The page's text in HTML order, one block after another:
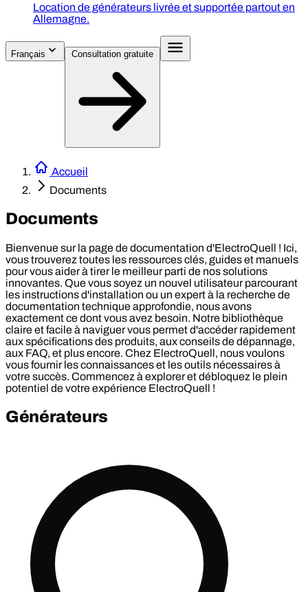
Location de générateurs livrée et supportée partout en
Allemagne.
Français
Accueil
Documents
Documents
Bienvenue sur la page de documentation d'ElectroQuell ! Ici,
vous trouverez toutes les ressources clés, guides et manuels
pour vous aider à tirer le meilleur parti de nos solutions
innovantes. Que vous soyez un nouvel utilisateur parcourant
les instructions d'installation ou un expert à la recherche de
documentation technique approfondie, nous avons
exactement ce dont vous avez besoin. Notre bibliothèque
claire et facile à naviguer vous permet d'accéder rapidement
aux spécifications des produits, aux conseils de dépannage,
aux FAQ, et plus encore. Chez ElectroQuell, nous voulons
vous fournir les connaissances et les outils nécessaires à
votre succès. Commencez à explorer et débloquez le plein
potentiel de votre expérience ElectroQuell !
Générateurs